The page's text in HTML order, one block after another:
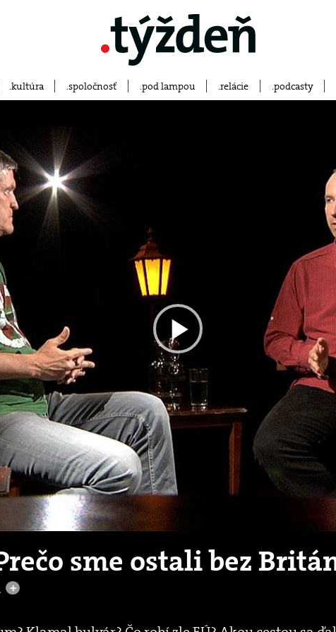
kultúra spoločnosť pod lampou relácie podcasty
Play
Video
sme ostali bez
+